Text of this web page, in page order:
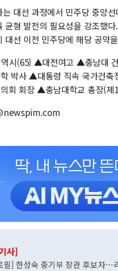
는 대선 과정에서 민주당 중앙
균형 발전의 필요성을 강조했
대선 이전 민주당에 해당 공약
시(65) ▲대전여고 ▲충남대
박사 ▲대통령 직속 국가건
회 회장 ▲충남대학교 총장(
사]
필] 한성숙 중기부 장관 후보자…